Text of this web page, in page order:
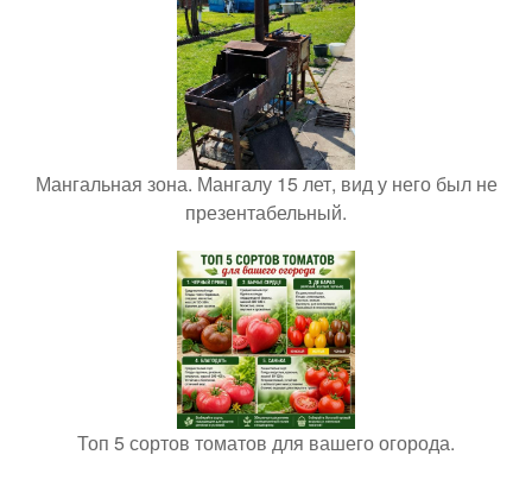
Мангальная зона. Мангалу 15 лет, вид у него был не
презентабельный.
Топ 5 сортов томатов для вашего огорода.